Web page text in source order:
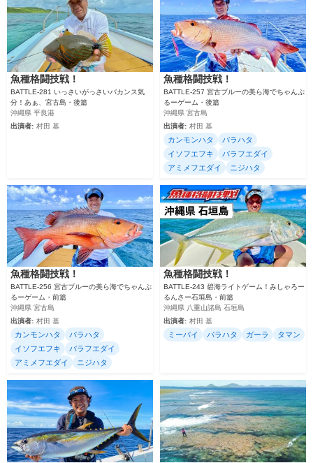
魚種格闘技戦！
BATTLE-281 いっさいがっさいバカンス気
分！あぁ、宮古島・後篇
沖縄県 平良港
出演者: 村田 基
魚種格闘技戦！
BATTLE-257 宮古ブルーの美ら海でちゃんぷ
るーゲーム・後篇
沖縄県 宮古島
出演者: 村田 基
カンモンハタ
バラハタ
イソフエフキ
バラフエダイ
アミメフエダイ
ニジハタ
魚種格闘技戦！
BATTLE-256 宮古ブルーの美ら海でちゃんぷ
るーゲーム・前篇
沖縄県 宮古島
出演者: 村田 基
カンモンハタ
バラハタ
イソフエフキ
バラフエダイ
アミメフエダイ
ニジハタ
魚種格闘技戦！
BATTLE-243 碧海ライトゲーム！みしゃろー
るんさー石垣島・前篇
沖縄県 八重山諸島 石垣島
出演者: 村田 基
ミーバイ バラハタ ガーラ タマン